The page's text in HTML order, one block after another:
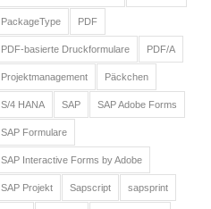
PackageType PDF
PDF-basierte Druckformulare PDF/A
Projektmanagement Päckchen
S/4 HANA SAP SAP Adobe Forms
SAP Formulare
SAP Interactive Forms by Adobe
SAP Projekt Sapscript sapsprint